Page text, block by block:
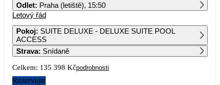
3 4 5 6 7 8 9
10 11 12
Odlet: Praha (letiště), 15:50
Letový řád
Pokoj: SUITE DELUXE - DELUXE SUITE POOL
ACCESS
Strava: Snídaně
Celkem: 135 398 Kčpodrobnosti
Rezervujte